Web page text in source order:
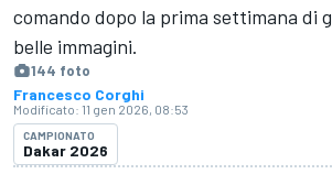
comando dopo la prima settimana di
belle immagini.
144 foto
Francesco Corghi
Modificato: 11 gen 2026, 08:53
CAMPIONATO
Dakar 2026